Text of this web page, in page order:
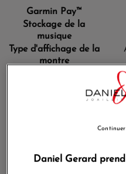
Garmin Pay™
Stockage de la
musique
Type d'affichage de la
montre
Mode fauteuil roulant
Matériau de la
Daniel Gerard
Continuer